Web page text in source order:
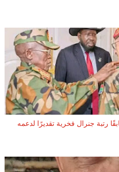
رتبة جنرال فخرية تقديرًا لدعمه